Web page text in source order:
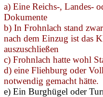
a) Eine Reichs-, Landes-
Dokumente
b) In Frohnlach stand
nach dem Einzug ist das
auszuschließen
c) Frohnlach hatte wohl
d) eine Fliehburg oder
notwendig gemacht hätte.
e) Ein Burghügel oder